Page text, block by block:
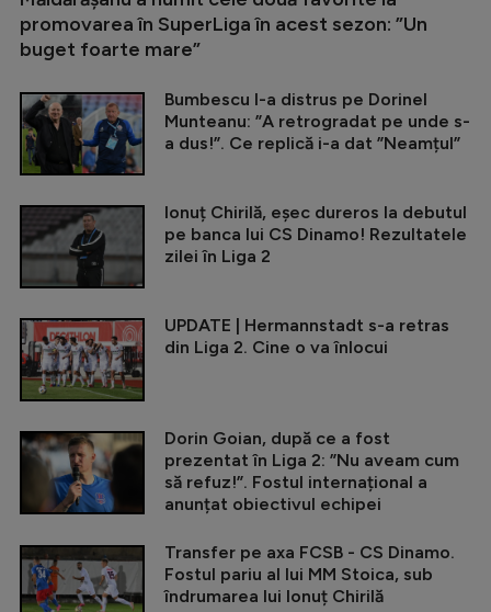
promovarea în SuperLiga în acest sezon: ”Un
buget foarte mare”
Bumbescu l-a distrus pe Dorinel
Munteanu: ”A retrogradat pe unde s-
a dus!”. Ce replică i-a dat ”Neamțul”
Ionuț Chirilă, eșec dureros la debutul
pe banca lui CS Dinamo! Rezultatele
zilei în Liga 2
UPDATE | Hermannstadt s-a retras
din Liga 2. Cine o va înlocui
Dorin Goian, după ce a fost
prezentat în Liga 2: ”Nu aveam cum
să refuz!”. Fostul internațional a
anunțat obiectivul echipei
Transfer pe axa FCSB - CS Dinamo.
Fostul pariu al lui MM Stoica, sub
îndrumarea lui Ionuț Chirilă